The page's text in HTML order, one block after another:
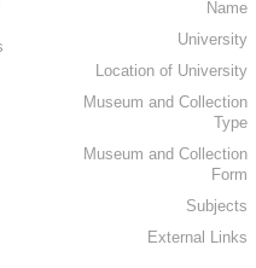
Name
University
Location of University
Museum and Collection
Type
Museum and Collection
Form
Subjects
External Links